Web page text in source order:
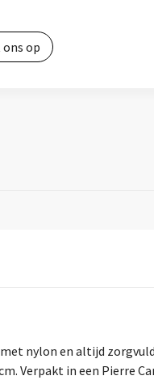
op
nylon en altijd
Verpakt in een Pierre